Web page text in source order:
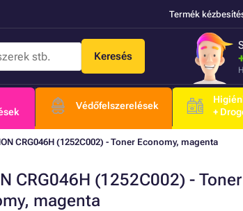
Termék
Keresés
Védőfelszerelések
+
CRG046H (1252C002) - Toner Economy, magenta
CRG046H (1252C002) - Toner
magenta